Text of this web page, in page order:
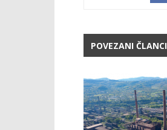
POVEZANI ČLANCI